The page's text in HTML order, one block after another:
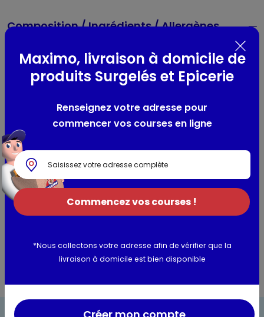
Utilisation et conservation
Composition / Ingrédients / Allergènes
pulpe de tomates (tomates, purée de tomates, correcteur
d'acidité : acide citrique) et purée de tomates mi-réduite
(82%), légumes (11%) [oignons, carottes], plantes
aromatiques [basilic (1,4%), ail] huile de colza, huile d'olive
vierge extra, sucre, sel, vin blanc, amidon modifié de maïs,
arôme naturel de basilic. Peut contenir des traces
d'arachide.
Valeurs nutritionnelles
Maximo, livraison à domicile de
produits Surgelés et Epicerie
Renseignez votre adresse pour
commencer vos courses en ligne
Commencez vos courses !
*Nous collectons votre adresse afin de vérifier que la
livraison à domicile est bien disponible